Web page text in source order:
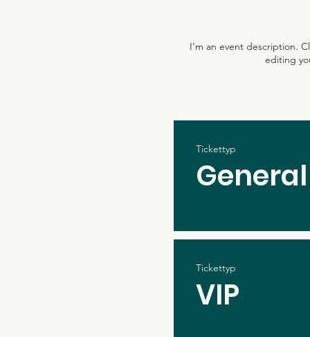
I’m an event description.
editing
Tickettyp
General
Tickettyp
VIP